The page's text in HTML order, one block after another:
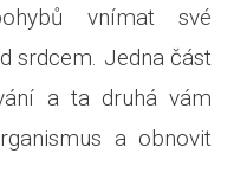
vnímat své
srdcem. Jedna část
a ta druhá vám
a obnovit